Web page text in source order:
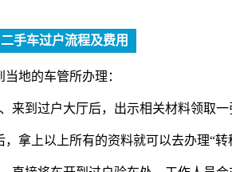
二手车过户流程及费用
当地的车管所办理：
来到过户大厅后，出示相关材料领取
，拿上以上所有的资料就可以去办理“转